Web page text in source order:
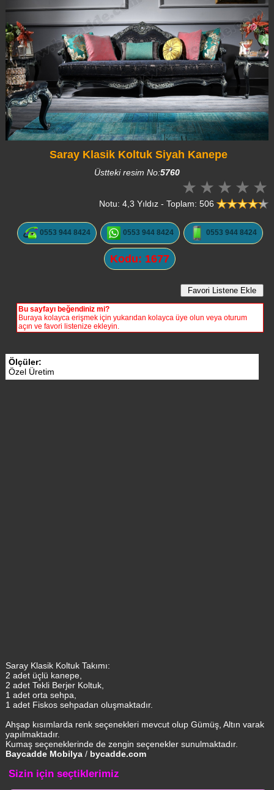
Saray Klasik Koltuk Siyah Kanepe
Üstteki resim No:5760
Notu: 4,3 Yıldız - Toplam: 506
0553 944 8424 0553 944 8424 0553 944 8424
Kodu: 1677
Bu sayfayı beğendiniz mi?
Buraya kolayca erişmek için yukarıdan kolayca üye olun veya oturum
açın ve favori listenize ekleyin.
Ölçüler:
Özel Üretim
Saray Klasik Koltuk Takımı:
2 adet üçlü kanepe,
2 adet Tekli Berjer Koltuk,
1 adet orta sehpa,
1 adet Fiskos sehpadan oluşmaktadır.
Ahşap kısımlarda renk seçenekleri mevcut olup Gümüş, Altın varak
yapılmaktadır.
Kumaş seçeneklerinde de zengin seçenekler sunulmaktadır.
Baycadde Mobilya/ bycadde.com
Sizin için seçtiklerimiz